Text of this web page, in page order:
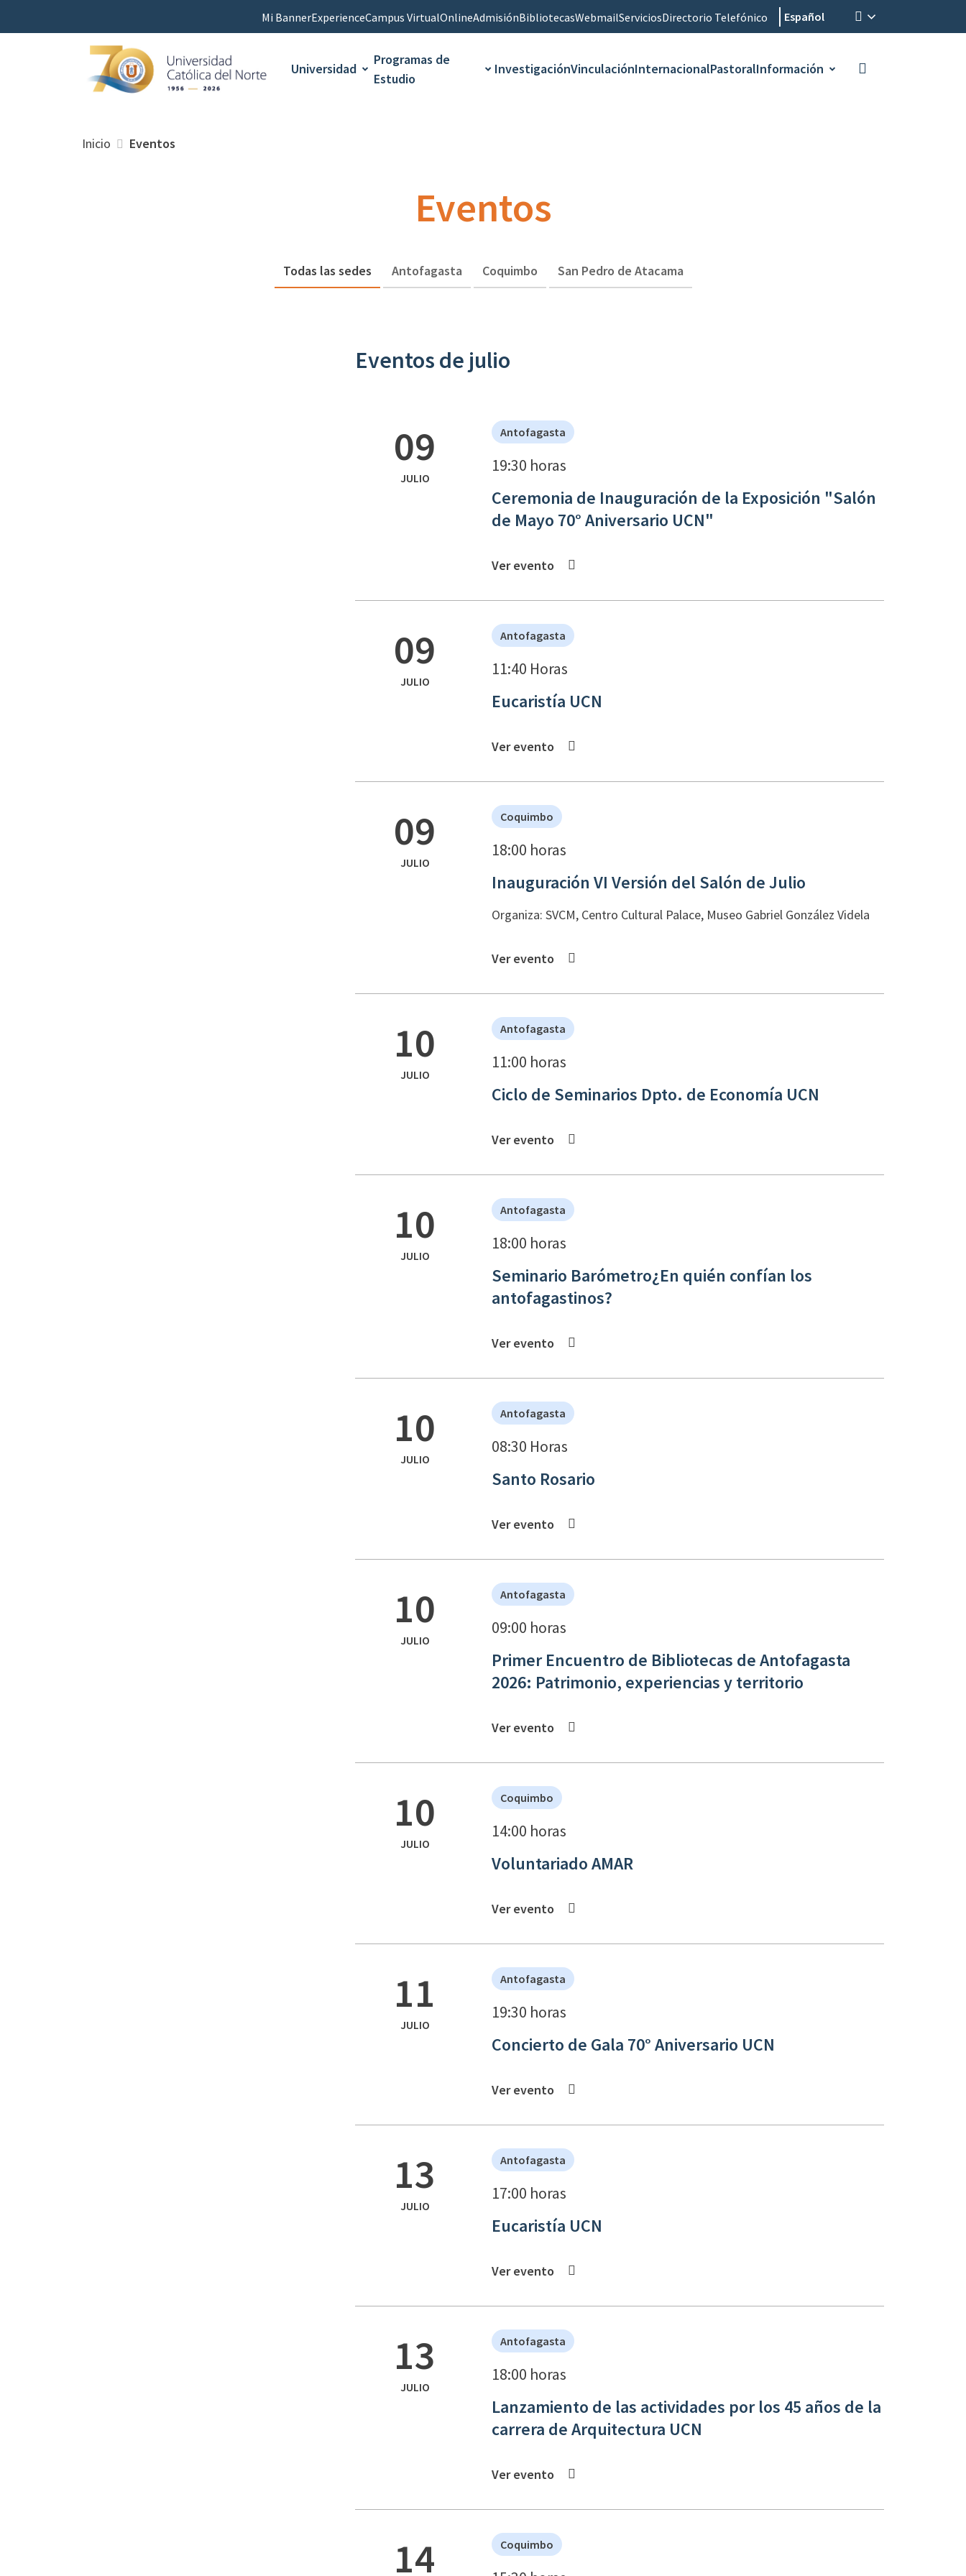
Mi BannerExperienceCampus VirtualOnlineAdmisiónBibliotecasWebmailServiciosDirectorio Telefónico Español
Universidad
Programas de
Estudio
InvestigaciónVinculaciónInternacionalPastoralInformación
Inicio Eventos
Eventos
Todas las sedes Antofagasta Coquimbo San Pedro de Atacama
Eventos de julio
09
JULIO
Antofagasta
19:30 horas
Ceremonia de Inauguración de la Exposición "Salón
de Mayo 70° Aniversario UCN"
Ver evento
09
JULIO
Antofagasta
11:40 Horas
Eucaristía UCN
Ver evento
09
JULIO
Coquimbo
18:00 horas
Inauguración VI Versión del Salón de Julio
Organiza: SVCM, Centro Cultural Palace, Museo Gabriel González Videla
Ver evento
10
JULIO
Antofagasta
11:00 horas
Ciclo de Seminarios Dpto. de Economía UCN
Ver evento
10
JULIO
Antofagasta
18:00 horas
Seminario Barómetro¿En quién confían los
antofagastinos?
Ver evento
10
JULIO
Antofagasta
08:30 Horas
Santo Rosario
Ver evento
10
JULIO
Antofagasta
09:00 horas
Primer Encuentro de Bibliotecas de Antofagasta
2026: Patrimonio, experiencias y territorio
Ver evento
10
JULIO
Coquimbo
14:00 horas
Voluntariado AMAR
Ver evento
11
JULIO
Antofagasta
19:30 horas
Concierto de Gala 70° Aniversario UCN
Ver evento
13
JULIO
Antofagasta
17:00 horas
Eucaristía UCN
Ver evento
13
JULIO
Antofagasta
18:00 horas
Lanzamiento de las actividades por los 45 años de la
carrera de Arquitectura UCN
Ver evento
14 Coquimbo